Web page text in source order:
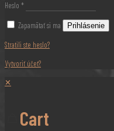
Heslo *
Zapamätať si ma Prihlásenie
Stratili ste heslo?
Vytvoriť účet?
✕
Cart